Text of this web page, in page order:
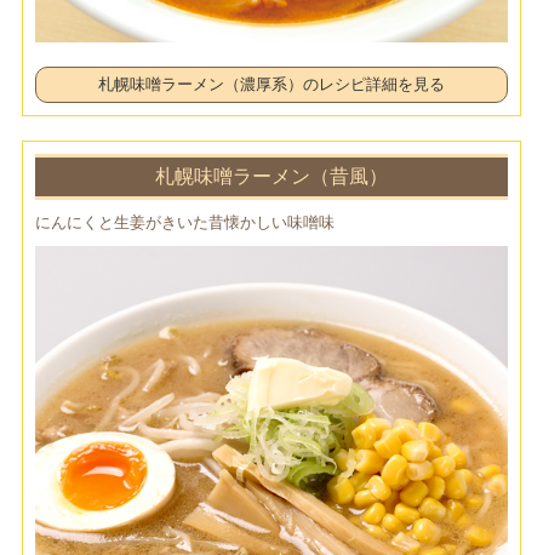
札幌味噌ラーメン（濃厚系）のレシピ詳細を見る
札幌味噌ラーメン（昔風）
にんにくと生姜がきいた昔懐かしい味噌味